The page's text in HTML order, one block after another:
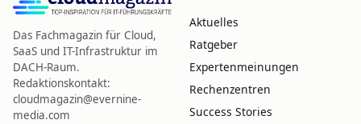
Das Fachmagazin für Cloud,
SaaS und IT-Infrastruktur im
DACH-Raum.
Redaktionskontakt:
cloudmagazin@evernine-
media.com
Aktuelles
Ratgeber
Expertenmeinungen
Rechenzentren
Success Stories